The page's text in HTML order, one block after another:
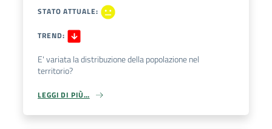
STATO ATTUALE:
TREND:
E' variata la distribuzione della popolazione nel
territorio?
LEGGI DI PIÙ…